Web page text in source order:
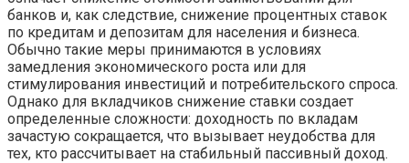
банков и, как следствие, снижение процентных ставок
по кредитам и депозитам для населения и бизнеса.
Обычно такие меры принимаются в условиях
замедления экономического роста или для
стимулирования инвестиций и потребительского спроса.
Однако для вкладчиков снижение ставки создает
определенные сложности: доходность по вкладам
зачастую сокращается, что вызывает неудобства для
тех, кто рассчитывает на стабильный пассивный доход.